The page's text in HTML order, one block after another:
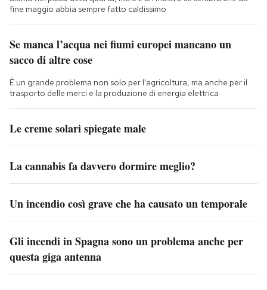
fine maggio abbia sempre fatto caldissimo
Se manca l’acqua nei fiumi europei mancano un
sacco di altre cose
È un grande problema non solo per l'agricoltura, ma anche per il
trasporto delle merci e la produzione di energia elettrica
Le creme solari spiegate male
La cannabis fa davvero dormire meglio?
Un incendio così grave che ha causato un temporale
Gli incendi in Spagna sono un problema anche per
questa giga antenna